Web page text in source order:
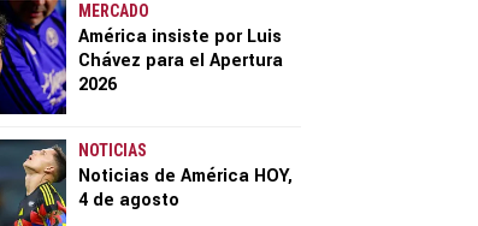
MERCADO
América insiste por Luis
Chávez para el Apertura
2026
NOTICIAS
Noticias de América HOY,
4 de agosto